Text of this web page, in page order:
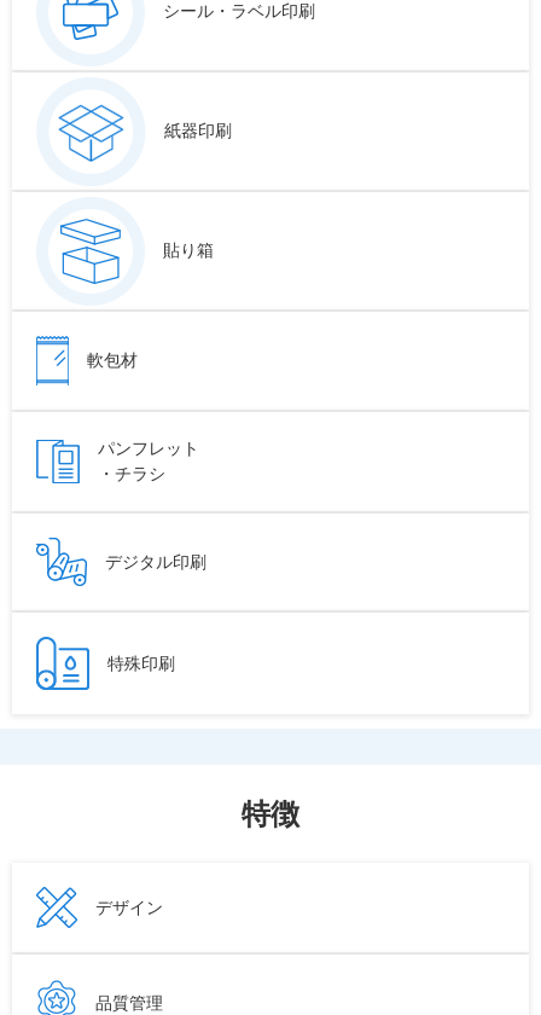
シール・ラベル印刷
紙器印刷
貼り箱
軟包材
パンフレット
・チラシ
デジタル印刷
特殊印刷
特徴
デザイン
品質管理